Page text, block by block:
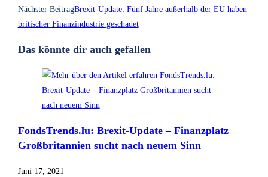
Nächster BeitragBrexit-Update: Fünf Jahre außerhalb der EU haben
britischer Finanzindustrie geschadet
Das könnte dir auch gefallen
FondsTrends.lu: Brexit-Update – Finanzplatz
Großbritannien sucht nach neuem Sinn
Juni 17, 2021